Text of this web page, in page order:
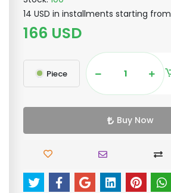
14 USD in installments starting from
166 USD
Piece
Buy Now